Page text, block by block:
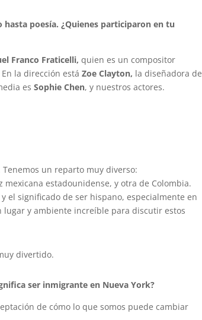
poesía. ¿Quienes participaron en tu
Franco Fraticelli,quien es un compositor
la dirección estáZoe Clayton, la diseñadora de
esSophie Chen, y nuestros actores.
un reparto muy diverso:
estadounidense, y otra de Colombia.
el significado de ser hispano, especialmente en
lugar y ambiente increíble para discutir estos
divertido.
ser inmigrante en Nueva York?
de cómo lo que somos puede cambiar